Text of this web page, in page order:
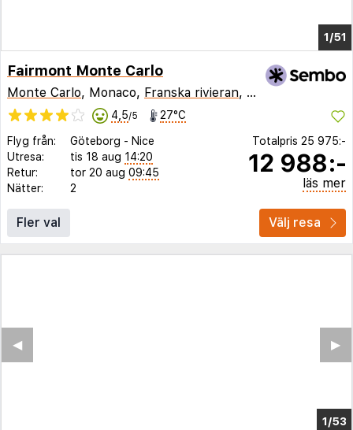
1/46
Fairmont Monte Carlo
Monte Carlo, Monaco, Franska rivieran, Frankrike
4,5/5 27°C
Flyg från: Göteborg - Nice
Utresa:
tis 18 aug 14:20
Retur:
tor 20 aug 09:45
Nätter:
2
Totalpris 25 975:-
12 988:-
läs mer
Fler val Välj resa
1/48
▶︎
◀︎